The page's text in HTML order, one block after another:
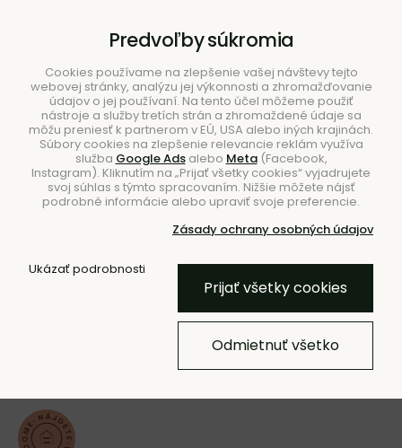
Hľadať
Úvod Stolovanie Šálky
Šálka na ristretto Surface, bez
uška – camo zelená
Predvoľby súkromia
Cookies používame na zlepšenie vašej návštevy tejto
webovej stránky, analýzu jej výkonnosti a zhromažďovanie
údajov o jej používaní. Na tento účel môžeme použiť
nástroje a služby tretích strán a zhromaždené údaje sa
môžu preniesť k partnerom v EÚ, USA alebo iných krajinách.
Súbory cookies na zlepšenie relevancie reklám využíva
služba Google Adsalebo Meta(Facebook,
Instagram). Kliknutím na „Prijať všetky cookies“ vyjadrujete
svoj súhlas s týmto spracovaním. Nižšie môžete nájsť
podrobné informácie alebo upraviť svoje preferencie.
Zásady ochrany osobných údajov
Ukázať podrobnosti
Prijať všetky cookies
Odmietnuť všetko